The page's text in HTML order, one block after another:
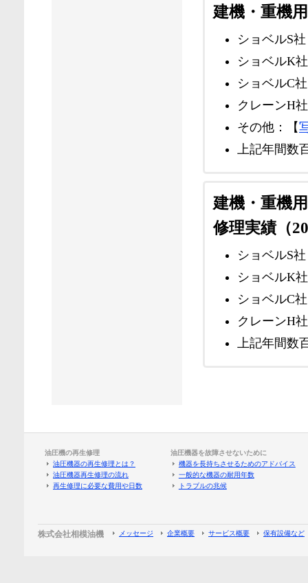
建機・重機
ショベルS
ショベルK
ショベルC
クレーンH
その他：【
上記年間数
建機・重機
修理実績（
ショベルS
ショベルK
ショベルC
クレーンH
上記年間数
油圧機の再生修理
油圧機器の再生修理とは？
油圧機器再生修理の流れ
再生修理に必要な費用や日数
油圧機器を故障させないために
機器を長持ちさせるためのアドバイス
一般的な機器の耐用年数
トラブルの兆候
株式会社相模油機 メッセージ 企業概要 サービス概要 保有設備など